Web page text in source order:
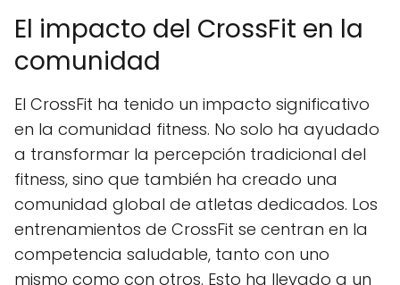
El impacto del CrossFit en la
comunidad
El CrossFit ha tenido un impacto significativo
en la comunidad fitness. No solo ha ayudado
a transformar la percepción tradicional del
fitness, sino que también ha creado una
comunidad global de atletas dedicados. Los
entrenamientos de CrossFit se centran en la
competencia saludable, tanto con uno
mismo como con otros. Esto ha llevado a un